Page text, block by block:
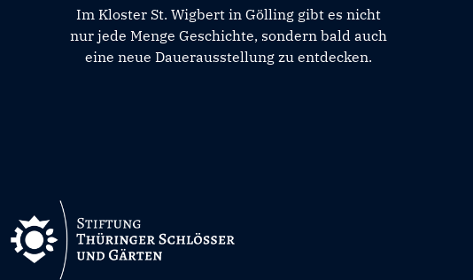
Im Kloster St. Wigbert in Gölling gibt es nicht
nur jede Menge Geschichte, sondern bald auch
eine neue Dauerausstellung zu entdecken.